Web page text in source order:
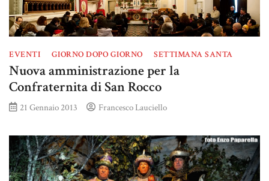
EVENTI GIORNO DOPO GIORNO SETTIMANA SANTA
Nuova amministrazione per la
Confraternita di San Rocco
21 Gennaio 2013 Francesco Lauciello